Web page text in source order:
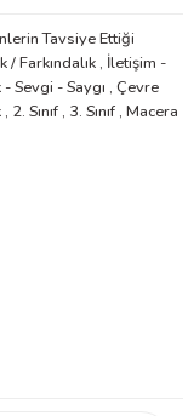
Tavsiye Ettiği
/ Farkındalık , İletişim -
Sevgi - Saygı , Çevre
, 2. Sınıf , 3. Sınıf , Macera